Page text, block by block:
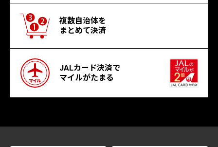
複数自治体を
まとめて決済
JALカード決済で
マイルがたまる